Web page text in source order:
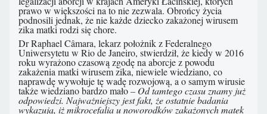
prawo w większości na to nie zezwala. Obrońcy życia
podnosili jednak, że nie każde dziecko zakażonej wirusem
zika matki rodzi się chore.
Dr Raphael Câmara, lekarz położnik z Federalnego
Uniwersytetu w Rio de Janeiro, stwierdził, że kiedy w 2016
roku wyrażono czasową zgodę na aborcje z powodu
zakażenia matki wirusem zika, niewiele wiedziano, co
naprawdę wywołuje tę wadę rozwojową, a o samym wirusie
także wiedziano bardzo mało– Od tamtego czasu znamy już
odpowiedzi. Najważniejszy jest fakt, że ostatnie badania
wykazują, iż mikrocefalia u noworodków zakażonych matek